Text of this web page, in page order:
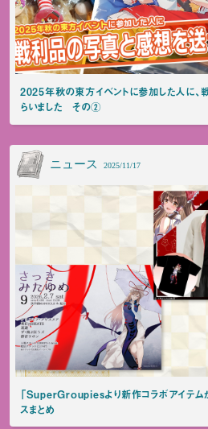
2025年秋の東方イベントに参加した人に、
らいました その②
ニュース 2025/11/17
「SuperGroupiesより新作コラボアイテム
スまとめ